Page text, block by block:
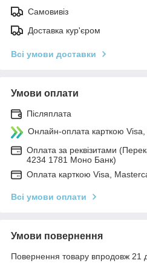
Самовивіз
Доставка кур'єром
Всі умови доставки
Умови оплати
Післяплата
Онлайн-оплата карткою
Оплата за реквізитами
4234 1781 Моно Банк)
Оплата карткою Visa,
Всі умови оплати
Умови повернення
Повернення товару впродовж 21